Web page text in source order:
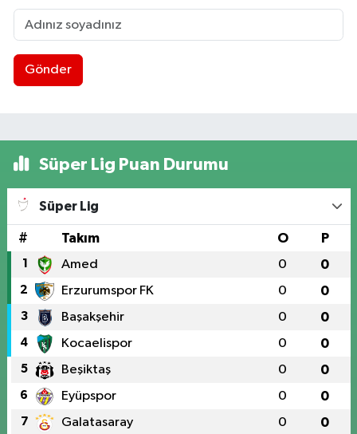
Gönder
Süper Lig Puan Durumu
Süper Lig
# Takım O P
1 Amed 0 0
2 Erzurumspor FK 0 0
3 Başakşehir 0 0
4 Kocaelispor 0 0
5 Beşiktaş 0 0
6 Eyüpspor 0 0
7 Galatasaray 0 0